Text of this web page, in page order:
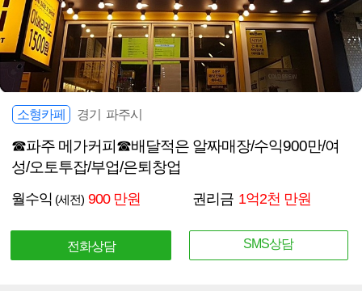
소형카페 경기 파주시
☎파주 메가커피☎배달적은 알짜매장/수익900만/여
성/오토투잡/부업/은퇴창업
월수익 (세전) 900 만원 권리금 1억2천 만원
전화상담 SMS상담